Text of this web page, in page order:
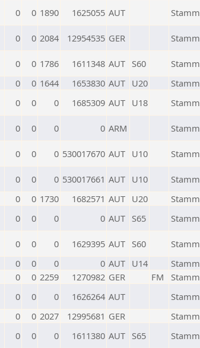
0 0 1890 1625055 AUT Stamm
0 0 2084 12954535 GER Stamm
0 0 1786 1611348 AUT S60 Stamm
0 0 1644 1653830 AUT U20 Stamm
0 0 0 1685309 AUT U18 Stamm
0 0 0 0 ARM Stamm
0 0 0 530017670 AUT U10 Stamm
0 0 0 530017661 AUT U10 Stamm
0 0 1730 1682571 AUT U20 Stamm
0 0 0 0 AUT S65 Stamm
0 0 0 1629395 AUT S60 Stamm
0 0 0 0 AUT U14 Stamm
0 0 2259 1270982 GER FM Stamm
0 0 0 1626264 AUT Stamm
0 0 2027 12995681 GER Stamm
0 0 0 1611380 AUT S65 Stamm